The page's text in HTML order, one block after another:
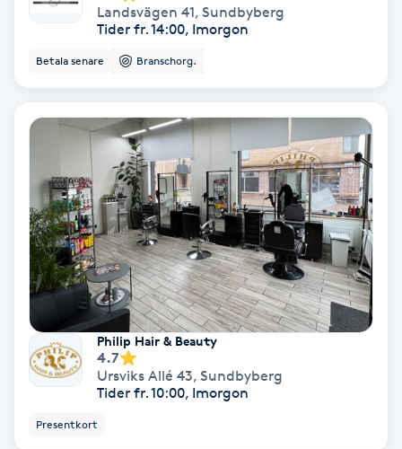
Regndroppsmassage
Reiki
Reiki massage
Restorative Yoga
Rosacea
Rosenmetoden
Ryggmassage
Samtalsterapi
Landsvägen 41, Sundbyberg
Tider fr. 14:00, Imorgon
Betala senare Branschorg.
Philip Hair & Beauty
4.7
Ursviks Allé 43, Sundbyberg
Tider fr. 10:00, Imorgon
Presentkort